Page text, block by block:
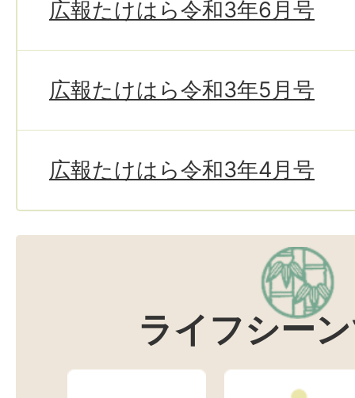
広報たけはら令和3年6月号
広報たけはら令和3年5月号
広報たけはら令和3年4月号
ライフシー